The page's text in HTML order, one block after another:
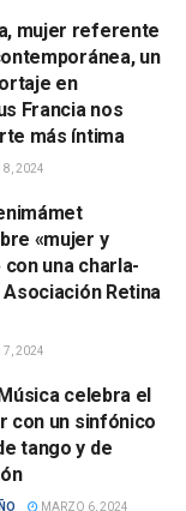
mujer referente
un
en
Francia nos
más íntima
8, 2024
«mujer y
con una charla-
Retina
7, 2024
celebra el
con un sinfónico
tango y de
MARZO 6, 2024